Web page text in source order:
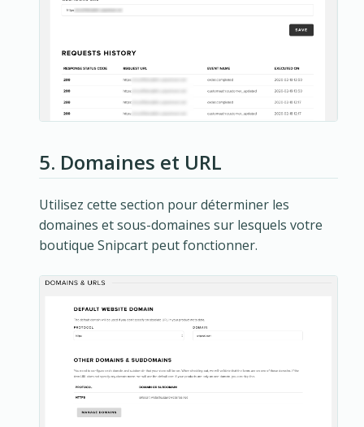
5. Domaines et URL
Utilisez cette section pour déterminer les
domaines et sous-domaines sur lesquels votre
boutique Snipcart peut fonctionner.